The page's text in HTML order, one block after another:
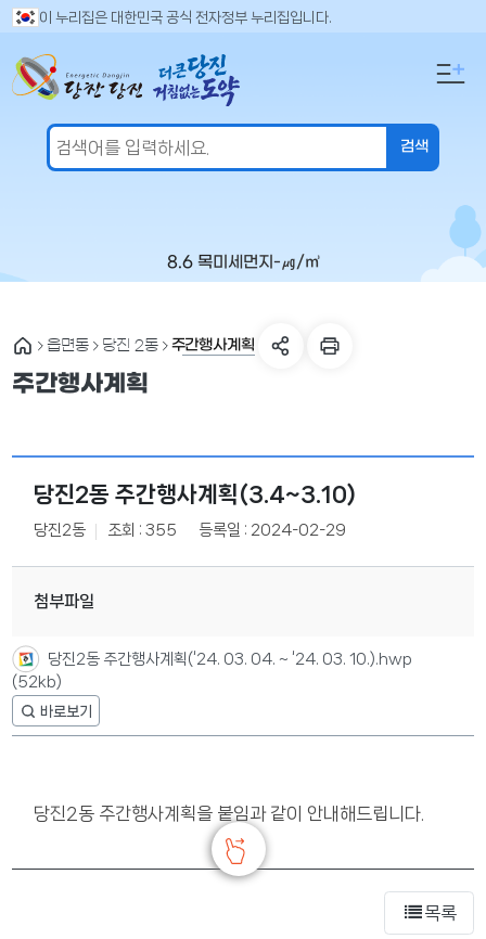
이 누리집은 대한민국 공식 전자정부 누리집입니다.
8.6 목미세먼지 -㎍/㎥
검
어
입
읍면동 당진 2동 주간행사계획
주간행사계획
당진2동 주간행사계획(3.4~3.10)
당진2동 조회 : 355 등록일 : 2024-02-29
첨부파일
당진2동 주간행사계획(‘24. 03. 04. ~ ‘24. 03. 10.).hwp
(52kb)
당진2동 주간행사계획을 붙임과 같이 안내해드립니다.
목록
만
도
의
세